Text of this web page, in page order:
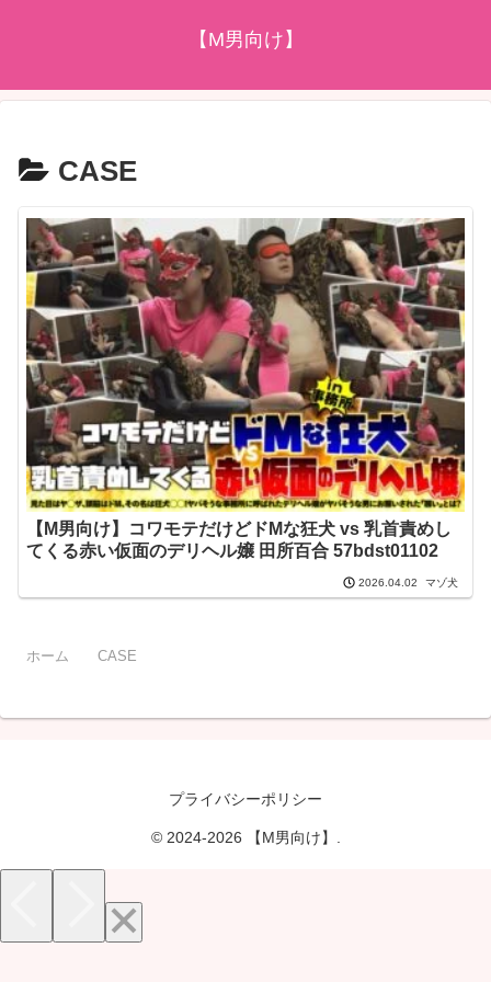
【M男向け】
CASE
【M男向け】コワモテだけどドMな狂犬 vs 乳首責めし
てくる赤い仮面のデリヘル嬢 田所百合 57bdst01102
2026.04.02 マゾ犬
ホーム CASE
プライバシーポリシー
© 2024-2026 【M男向け】.